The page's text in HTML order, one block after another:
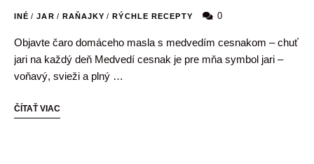
INÉ / JAR / RAŇAJKY / RÝCHLE RECEPTY 0
Objavte čaro domáceho masla s medvedím cesnakom – chuť
jari na každý deň Medvedí cesnak je pre mňa symbol jari –
voňavý, svieži a plný …
ČÍTAŤ VIAC